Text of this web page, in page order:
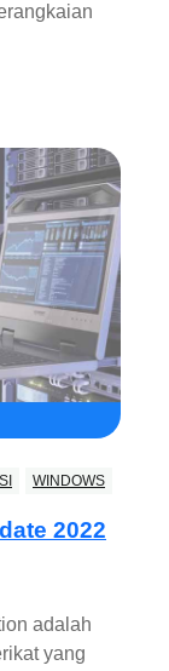
WINDOWS
2022
adalah
yang